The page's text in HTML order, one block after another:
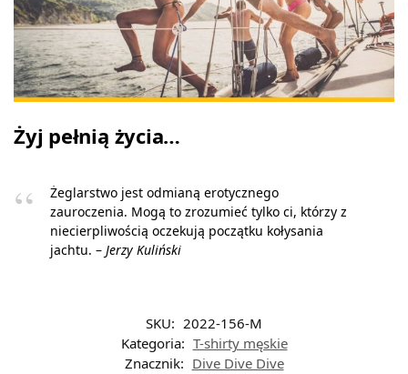
Żyj pełnią życia…
Żeglarstwo jest odmianą erotycznego
zauroczenia. Mogą to zrozumieć tylko ci, którzy z
niecierpliwością oczekują początku kołysania
jachtu. – Jerzy Kuliński
SKU: 2022-156-M
Kategoria: T-shirty męskie
Znacznik: Dive Dive Dive